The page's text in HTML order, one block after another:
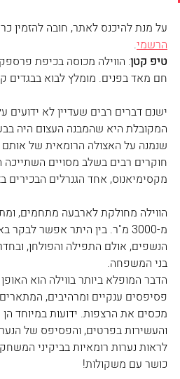
על מנת להיכנס לאתר, חובה להזמין
הרשמי.
טיפ קטן: הווילה מכוסה בכיפת
חם מאד בפנים. מומלץ לבוא בבגדים
ישנם דברים רבים שעדיין לא ידועים
המקובלת היא שהמבנה העצום היה
שנמנה על האצולה הרומאית של
חוקרים רבים בשלב מסויים השתייכה
מקסימיאנוס, אחד הגנרלים הבכירים
הווילה מחולקת לארבעה מתחמים,
מ-3000 מ"ר. בין היתר אפשר
הנשפים, אולם התפילה והפולחן,
בני המשפחה.
הדבר המופלא ביותר בווילה הוא
פסיפסים ענקיים ומרהיבים, המתארים
מכסים את הרצפות. ידועות במיוחד
והעשירות בפרטים, והפסיפס של
לראות נערות רומאיות בביקיני
כושר עם משקולות!